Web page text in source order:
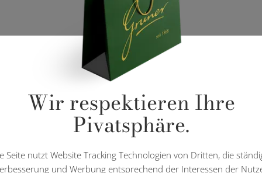
Wir respektieren Ihre
Pivatsphäre.
Seite nutzt Website Tracking Technologien von Dritten, die
und Werbung entsprechend der Interessen der